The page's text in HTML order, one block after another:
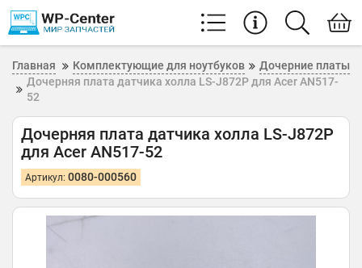
Главная Комплектующие для ноутбуков
Дочерние платы
Дочерняя плата датчика холла LS-J872P для Acer AN517-
52
Дочерняя плата датчика холла LS-J872P
для Acer AN517-52
Артикул: 0080-000560